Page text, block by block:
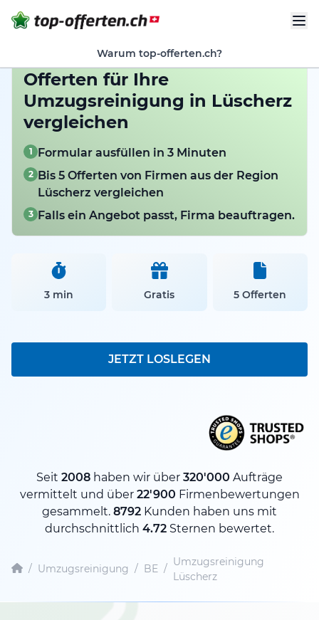
Warum top-offerten.ch?
Offerten für Ihre
Umzugsreinigung in Lüscherz
vergleichen
1 Formular ausfüllen in 3 Minuten
2 Bis 5 Offerten von Firmen aus der Region
Lüscherz vergleichen
3 Falls ein Angebot passt, Firma beauftragen.
3 min Gratis 5 Offerten
JETZT LOSLEGEN
Seit 2008 haben wir über 320'000 Aufträge
vermittelt und über 22'900 Firmenbewertungen
gesammelt. 8792 Kunden haben uns mit
durchschnittlich 4.72 Sternen bewertet.
/ Umzugsreinigung / BE /
Umzugsreinigung
Lüscherz